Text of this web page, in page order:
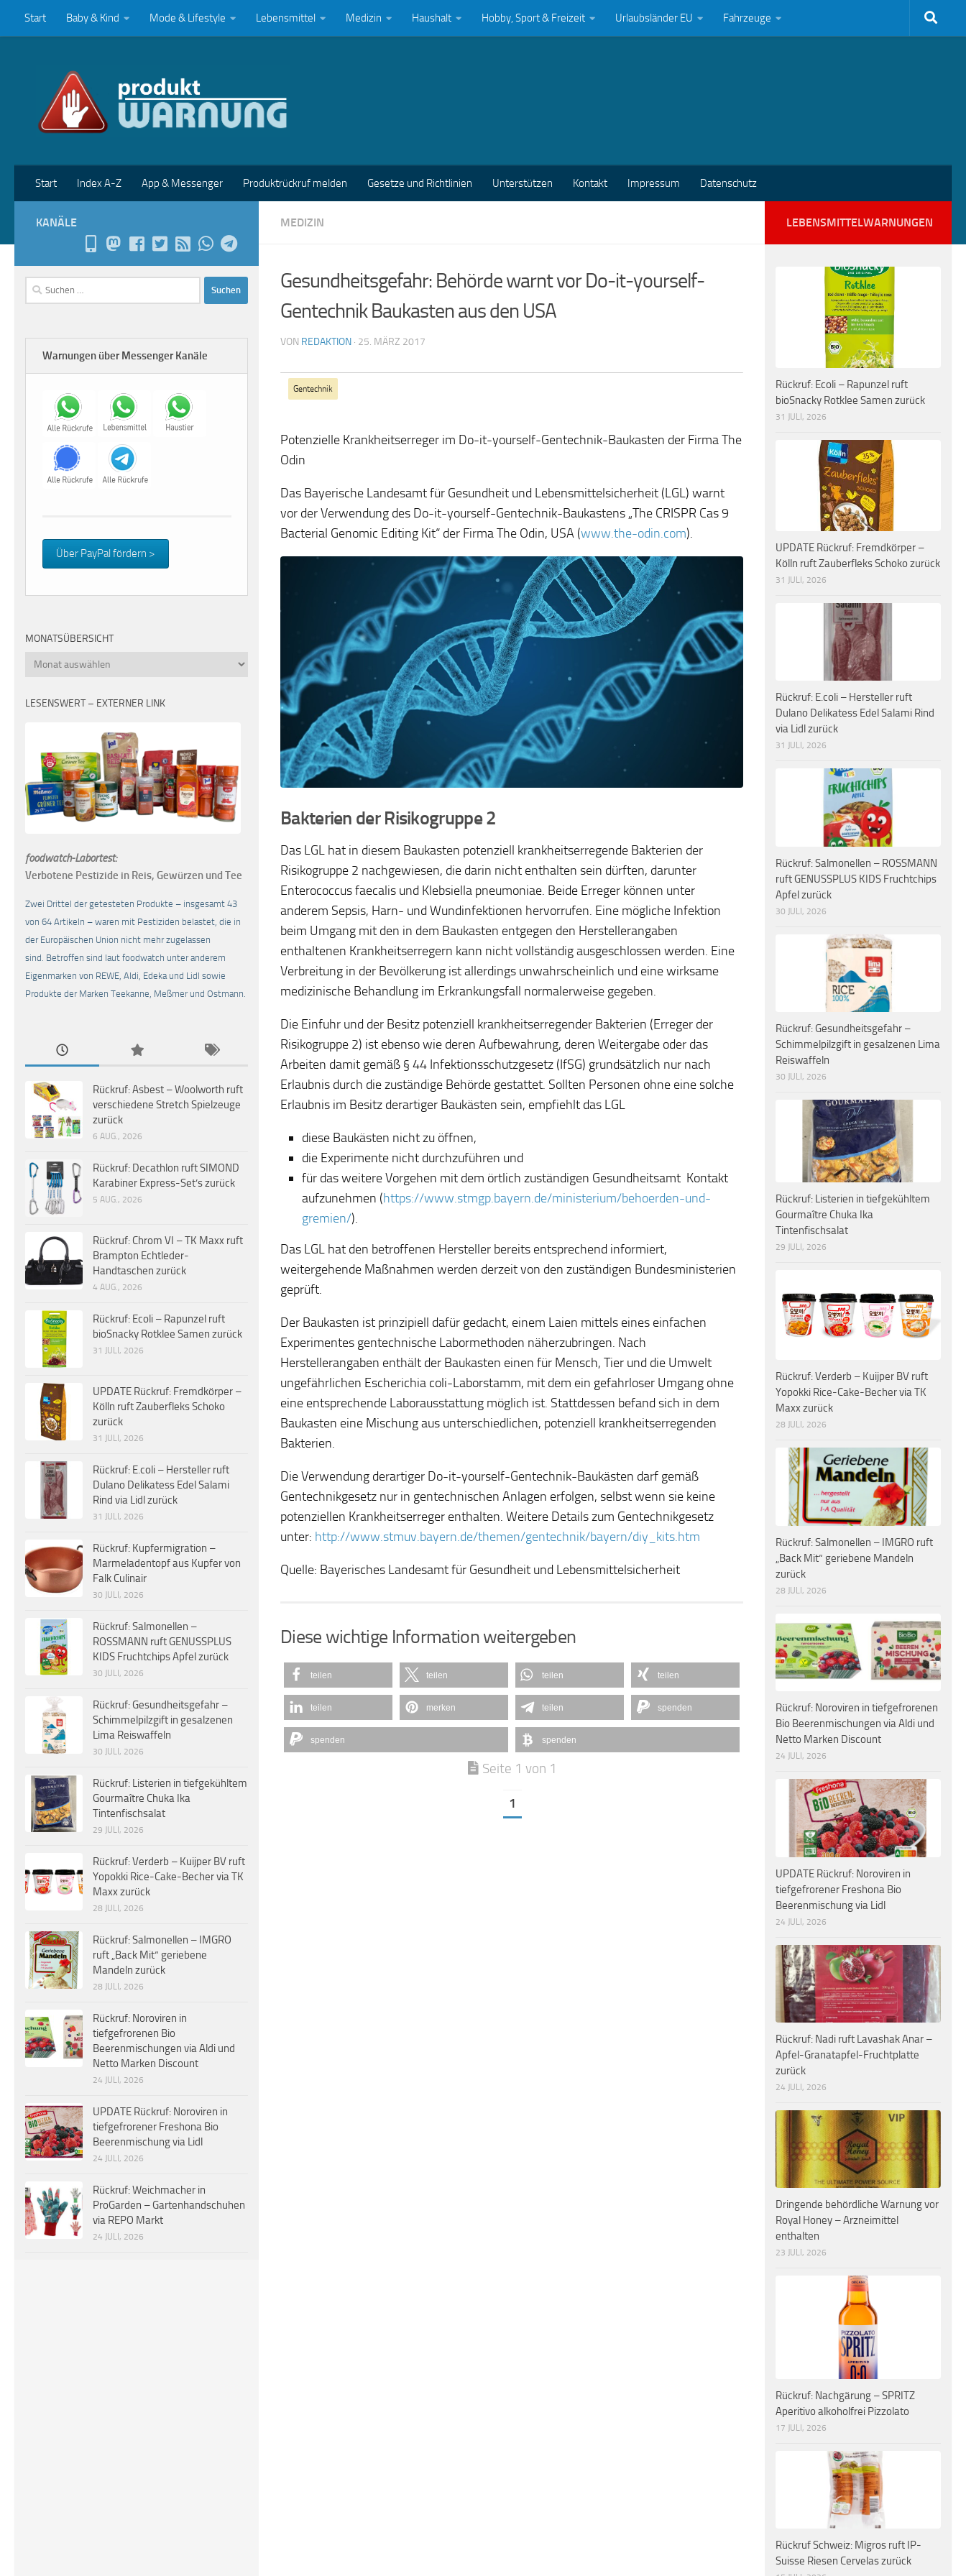
Zum Inhalt springen
Start Baby & Kind Mode & Lifestyle Lebensmittel Medizin Haushalt Hobby, Sport & Freizeit Urlaubsländer EU Fahrzeuge
Start Index A-Z App & Messenger Produktrückruf melden Gesetze und Richtlinien Unterstützen Kontakt Impressum Datenschutz
MEDIZIN
Gesundheitsgefahr: Behörde warnt vor Do-it-yourself-
Gentechnik Baukasten aus den USA
VON REDAKTION · 25. MÄRZ 2017
Gentechnik
Potenzielle Krankheitserreger im Do-it-yourself-Gentechnik-Baukasten der Firma The
Odin
Das Bayerische Landesamt für Gesundheit und Lebensmittelsicherheit (LGL) warnt
vor der Verwendung des Do-it-yourself-Gentechnik-Baukastens „The CRISPR Cas 9
Bacterial Genomic Editing Kit“ der Firma The Odin, USA (www.the-odin.com).
Bakterien der Risikogruppe 2
Das LGL hat in diesem Baukasten potenziell krankheitserregende Bakterien der
Risikogruppe 2 nachgewiesen, die darin nicht enthalten sein dürften, darunter
Enterococcus faecalis und Klebsiella pneumoniae. Beide Erreger können unter
anderem Sepsis, Harn- und Wundinfektionen hervorrufen. Eine mögliche Infektion
beim Umgang mit den in dem Baukasten entgegen den Herstellerangaben
enthaltenen Krankheitserregern kann nicht vollständig ausgeschlossen werden. Eine
Verbreitung in der Bevölkerung ist allerdings unwahrscheinlich und eine wirksame
medizinische Behandlung im Erkrankungsfall normalerweise gegeben.
Die Einfuhr und der Besitz potenziell krankheitserregender Bakterien (Erreger der
Risikogruppe 2) ist ebenso wie deren Aufbewahrung, deren Weitergabe oder das
Arbeiten damit gemäß § 44 Infektionsschutzgesetz (IfSG) grundsätzlich nur nach
Erlaubnis durch die zuständige Behörde gestattet. Sollten Personen ohne eine solche
Erlaubnis im Besitz derartiger Baukästen sein, empfiehlt das LGL
diese Baukästen nicht zu öffnen,
die Experimente nicht durchzuführen und
für das weitere Vorgehen mit dem örtlich zuständigen Gesundheitsamt Kontakt
aufzunehmen (https://www.stmgp.bayern.de/ministerium/behoerden-und-
gremien/).
Das LGL hat den betroffenen Hersteller bereits entsprechend informiert,
weitergehende Maßnahmen werden derzeit von den zuständigen Bundesministerien
geprüft.
Der Baukasten ist prinzipiell dafür gedacht, einem Laien mittels eines einfachen
Experimentes gentechnische Labormethoden näherzubringen. Nach
Herstellerangaben enthält der Baukasten einen für Mensch, Tier und die Umwelt
ungefährlichen Escherichia coli-Laborstamm, mit dem ein gefahrloser Umgang ohne
eine entsprechende Laborausstattung möglich ist. Stattdessen befand sich in dem
Baukasten eine Mischung aus unterschiedlichen, potenziell krankheitserregenden
Bakterien.
Die Verwendung derartiger Do-it-yourself-Gentechnik-Baukästen darf gemäß
Gentechnikgesetz nur in gentechnischen Anlagen erfolgen, selbst wenn sie keine
potenziellen Krankheitserreger enthalten. Weitere Details zum Gentechnikgesetz
unter: http://www.stmuv.bayern.de/themen/gentechnik/bayern/diy_kits.htm
Quelle: Bayerisches Landesamt für Gesundheit und Lebensmittelsicherheit
Diese wichtige Information weitergeben
teilen teilen teilen teilen
teilen merken teilen spenden
spenden spenden
Seite 1 von 1
1
KANÄLE
Suchen
nach:
Warnungen über Messenger Kanäle
Über PayPal fördern >
MONATSÜBERSICHT
Monatsübersicht
LESENSWERT – EXTERNER LINK
foodwatch-Labortest:
Verbotene Pestizide in Reis, Gewürzen und Tee
Zwei Drittel der getesteten Produkte – insgesamt 43
von 64 Artikeln – waren mit Pestiziden belastet, die in
der Europäischen Union nicht mehr zugelassen
sind. Betroffen sind laut foodwatch unter anderem
Eigenmarken von REWE, Aldi, Edeka und Lidl sowie
Produkte der Marken Teekanne, Meßmer und Ostmann.
Rückruf: Asbest – Woolworth ruft
verschiedene Stretch Spielzeuge
zurück
6 AUG., 2026
Rückruf: Decathlon ruft SIMOND
Karabiner Express-Set’s zurück
5 AUG., 2026
Rückruf: Chrom VI – TK Maxx ruft
Brampton Echtleder-
Handtaschen zurück
4 AUG., 2026
Rückruf: Ecoli – Rapunzel ruft
bioSnacky Rotklee Samen zurück
31 JULI, 2026
UPDATE Rückruf: Fremdkörper –
Kölln ruft Zauberfleks Schoko
zurück
31 JULI, 2026
Rückruf: E.coli – Hersteller ruft
Dulano Delikatess Edel Salami
Rind via Lidl zurück
31 JULI, 2026
Rückruf: Kupfermigration –
Marmeladentopf aus Kupfer von
Falk Culinair
30 JULI, 2026
Rückruf: Salmonellen –
ROSSMANN ruft GENUSSPLUS
KIDS Fruchtchips Apfel zurück
30 JULI, 2026
Rückruf: Gesundheitsgefahr –
Schimmelpilzgift in gesalzenen
Lima Reiswaffeln
30 JULI, 2026
Rückruf: Listerien in tiefgekühltem
Gourmaître Chuka Ika
Tintenfischsalat
29 JULI, 2026
Rückruf: Verderb – Kuijper BV ruft
Yopokki Rice-Cake-Becher via TK
Maxx zurück
28 JULI, 2026
Rückruf: Salmonellen – IMGRO
ruft „Back Mit“ geriebene
Mandeln zurück
28 JULI, 2026
Rückruf: Noroviren in
tiefgefrorenen Bio
Beerenmischungen via Aldi und
Netto Marken Discount
24 JULI, 2026
UPDATE Rückruf: Noroviren in
tiefgefrorener Freshona Bio
Beerenmischung via Lidl
24 JULI, 2026
Rückruf: Weichmacher in
ProGarden – Gartenhandschuhen
via REPO Markt
24 JULI, 2026
LEBENSMITTELWARNUNGEN
Rückruf: Ecoli – Rapunzel ruft
bioSnacky Rotklee Samen zurück
31 JULI, 2026
UPDATE Rückruf: Fremdkörper –
Kölln ruft Zauberfleks Schoko zurück
31 JULI, 2026
Rückruf: E.coli – Hersteller ruft
Dulano Delikatess Edel Salami Rind
via Lidl zurück
31 JULI, 2026
Rückruf: Salmonellen – ROSSMANN
ruft GENUSSPLUS KIDS Fruchtchips
Apfel zurück
30 JULI, 2026
Rückruf: Gesundheitsgefahr –
Schimmelpilzgift in gesalzenen Lima
Reiswaffeln
30 JULI, 2026
Rückruf: Listerien in tiefgekühltem
Gourmaître Chuka Ika
Tintenfischsalat
29 JULI, 2026
Rückruf: Verderb – Kuijper BV ruft
Yopokki Rice-Cake-Becher via TK
Maxx zurück
28 JULI, 2026
Rückruf: Salmonellen – IMGRO ruft
„Back Mit“ geriebene Mandeln
zurück
28 JULI, 2026
Rückruf: Noroviren in tiefgefrorenen
Bio Beerenmischungen via Aldi und
Netto Marken Discount
24 JULI, 2026
UPDATE Rückruf: Noroviren in
tiefgefrorener Freshona Bio
Beerenmischung via Lidl
24 JULI, 2026
Rückruf: Nadi ruft Lavashak Anar –
Apfel-Granatapfel-Fruchtplatte
zurück
24 JULI, 2026
Dringende behördliche Warnung vor
Royal Honey – Arzneimittel
enthalten
23 JULI, 2026
Rückruf: Nachgärung – SPRITZ
Aperitivo alkoholfrei Pizzolato
17 JULI, 2026
Rückruf Schweiz: Migros ruft IP-
Suisse Riesen Cervelas zurück